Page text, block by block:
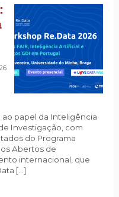
papel da Inteligência
Investigação, com
do Programa
Abertos de
internacional, que
[…]